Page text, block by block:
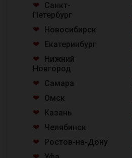
Санкт-
Петербург
Новосибирск
Екатеринбург
Нижний
Новгород
Самара
Омск
Казань
Челябинск
Ростов-на-Дону